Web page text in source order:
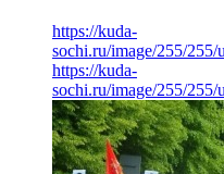
https://kuda-
sochi.ru/image/255/
https://kuda-
sochi.ru/image/255/